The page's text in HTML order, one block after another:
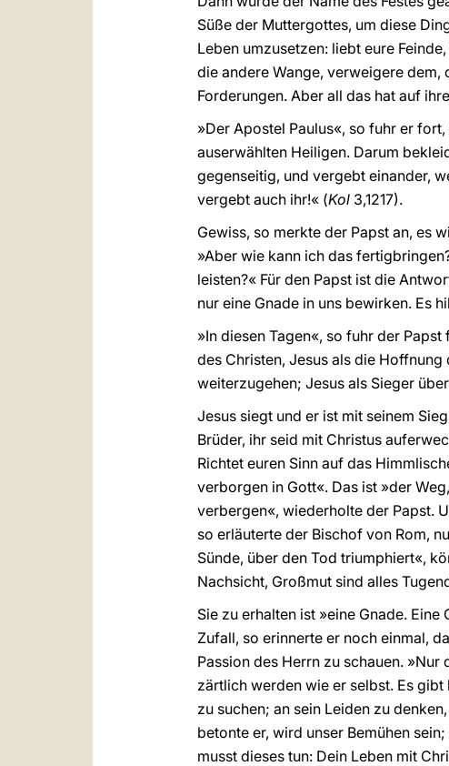
Süße der Muttergottes, um diese
Leben umzusetzen: liebt eure
die andere Wange, verweigere
Forderungen. Aber all das hat auf
»Der Apostel Paulus«, so fuhr er
auserwählten Heiligen. Darum
gegenseitig, und vergebt einander,
vergebt auch ihr!« (Kol 3,1217).
Gewiss, so merkte der Papst an, es
»Aber wie kann ich das
leisten?« Für den Papst ist die
nur eine Gnade in uns bewirken. Es
»In diesen Tagen«, so fuhr der
des Christen, Jesus als die
weiterzugehen; Jesus als Sieger
Jesus siegt und er ist mit seinem
Brüder, ihr seid mit Christus
Richtet euren Sinn auf das
verborgen in Gott«. Das ist »der
verbergen«, wiederholte der Papst.
so erläuterte der Bischof von Rom,
Sünde, über den Tod triumphiert«,
Nachsicht, Großmut sind alles
Sie zu erhalten ist »eine Gnade.
Zufall, so erinnerte er noch einmal,
Passion des Herrn zu schauen.
zärtlich werden wie er selbst. Es gibt
zu suchen; an sein Leiden zu
betonte er, wird unser Bemühen
musst dieses tun: Dein Leben mit